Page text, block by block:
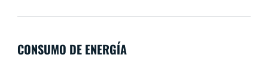
CONSUMO DE ENERGÍA